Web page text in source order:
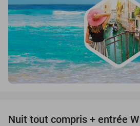
Nuit tout compris + entrée